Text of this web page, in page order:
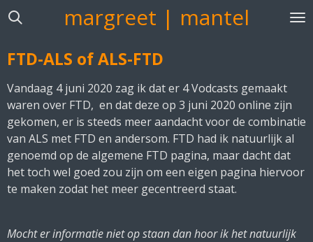
Ga
de
hoofdinhoud
margreet | mantel
FTD-ALS of ALS-FTD
Vandaag 4 juni 2020 zag ik dat er 4 Vodcasts gemaakt
waren over FTD, en dat deze op 3 juni 2020 online zijn
gekomen, er is steeds meer aandacht voor de combinatie
van ALS met FTD en andersom. FTD had ik natuurlijk al
genoemd op de algemene FTD pagina, maar dacht dat
het toch wel goed zou zijn om een eigen pagina hiervoor
te maken zodat het meer gecentreerd staat.
Mocht er informatie niet op staan dan hoor ik het natuurlijk